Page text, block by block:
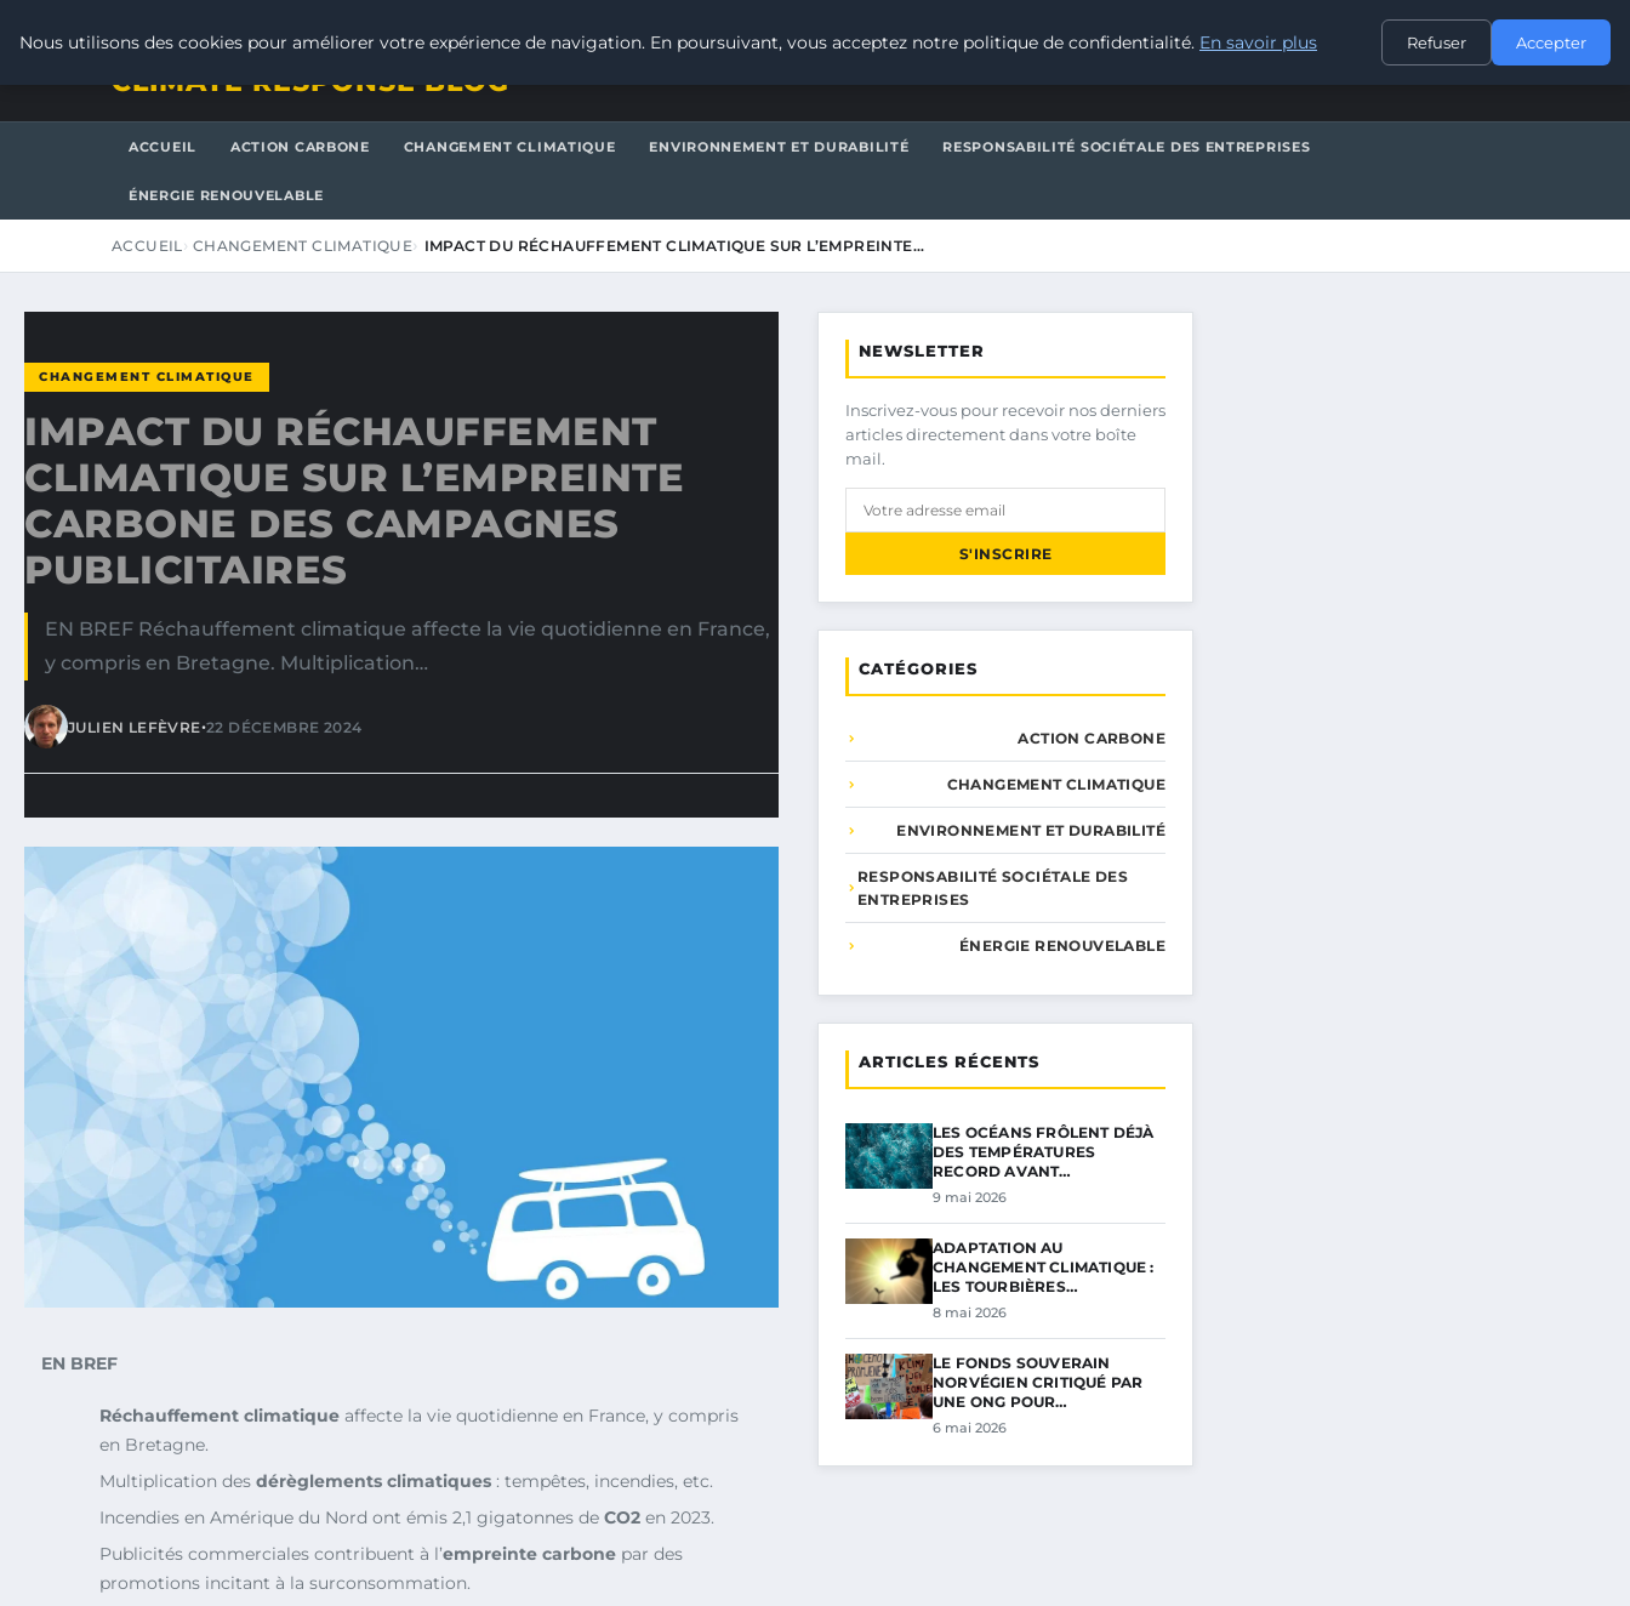
CONTACT
CLIMATE RESPONSE BLOG
ACCUEIL ACTION CARBONE CHANGEMENT CLIMATIQUE ENVIRONNEMENT ET DURABILITÉ RESPONSABILITÉ SOCIÉTALE DES ENTREPRISES
ÉNERGIE RENOUVELABLE
ACCUEIL CHANGEMENT CLIMATIQUE IMPACT DU RÉCHAUFFEMENT CLIMATIQUE SUR L’EMPREINTE…
CHANGEMENT CLIMATIQUE
IMPACT DU RÉCHAUFFEMENT
CLIMATIQUE SUR L’EMPREINTE
CARBONE DES CAMPAGNES
PUBLICITAIRES
EN BREF Réchauffement climatique affecte la vie quotidienne en France,
y compris en Bretagne. Multiplication…
JULIEN LEFÈVRE•22 DÉCEMBRE 2024
EN BREF
Réchauffement climatique affecte la vie quotidienne en France, y compris
en Bretagne.
Multiplication des dérèglements climatiques : tempêtes, incendies, etc.
Incendies en Amérique du Nord ont émis 2,1 gigatonnes de CO2 en 2023.
Publicités commerciales contribuent à l’empreinte carbone par des
promotions incitant à la surconsommation.
NEWSLETTER
Inscrivez-vous pour recevoir nos derniers
articles directement dans votre boîte
mail.
S'INSCRIRE
CATÉGORIES
ACTION CARBONE
CHANGEMENT CLIMATIQUE
ENVIRONNEMENT ET DURABILITÉ
RESPONSABILITÉ SOCIÉTALE DES
ENTREPRISES
ÉNERGIE RENOUVELABLE
ARTICLES RÉCENTS
LES OCÉANS FRÔLENT DÉJÀ
DES TEMPÉRATURES
RECORD AVANT…
9 mai 2026
ADAPTATION AU
CHANGEMENT CLIMATIQUE :
LES TOURBIÈRES…
8 mai 2026
LE FONDS SOUVERAIN
NORVÉGIEN CRITIQUÉ PAR
UNE ONG POUR…
6 mai 2026
Nous utilisons des cookies pour améliorer votre expérience de navigation. En poursuivant, vous acceptez notre politique de confidentialité. En savoir plus Refuser Accepter